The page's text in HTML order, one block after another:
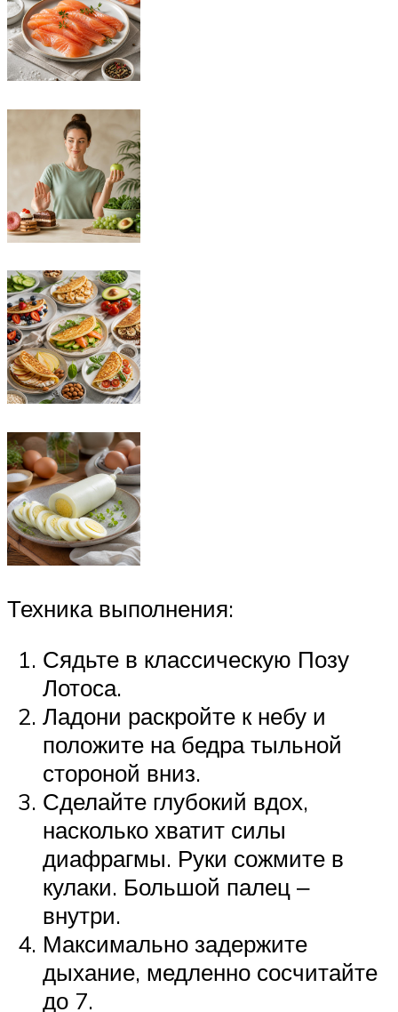
Техника выполнения:
Сядьте в классическую Позу
Лотоса.
Ладони раскройте к небу и
положите на бедра тыльной
стороной вниз.
Сделайте глубокий вдох,
насколько хватит силы
диафрагмы. Руки сожмите в
кулаки. Большой палец ‒
внутри.
Максимально задержите
дыхание, медленно сосчитайте
до 7.